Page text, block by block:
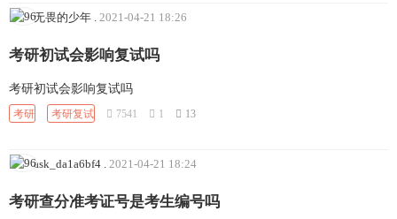
无畏的少年 2021-04-21 18:26
考研初试会影响复试吗
考研初试会影响复试吗
考研 考研复试 7541 1 13
ask_da1a6bf4 2021-04-21 18:24
考研查分准考证号是考生编号吗